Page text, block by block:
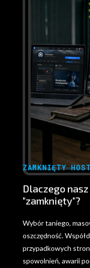
ZAMKNIĘTY
Dlaczego
"zamknięty"?
Wybór taniego,
oszczędność.
przypadkowych stron
spowolnień, awarii